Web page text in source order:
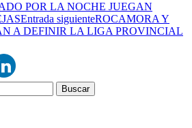
POR LA NOCHE JUEGAN
Entrada siguienteROCAMORA Y
A DEFINIR LA LIGA PROVINCIAL